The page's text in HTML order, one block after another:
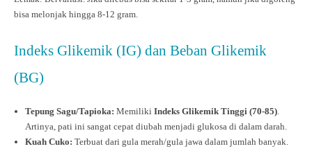
bisa melonjak hingga 8-12 gram.
Indeks Glikemik (IG) dan Beban Glikemik
(BG)
Tepung Sagu/Tapioka: Memiliki Indeks Glikemik Tinggi (70-85).
Artinya, pati ini sangat cepat diubah menjadi glukosa di dalam darah.
Kuah Cuko: Terbuat dari gula merah/gula jawa dalam jumlah banyak.